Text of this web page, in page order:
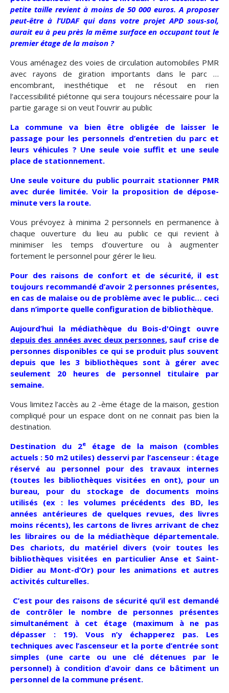
petite taille revient à moins de 50 000 euros. A proposer
peut-être à l’UDAF qui dans votre projet APD sous-sol,
aurait eu à peu près la même surface en occupant tout le
premier étage de la maison ?
Vous aménagez des voies de circulation automobiles PMR
avec rayons de giration importants dans le parc …
encombrant, inesthétique et ne résout en rien
l’accessibilité piétonne qui sera toujours nécessaire pour la
partie garage si on veut l’ouvrir au public
La commune va bien être obligée de laisser le
passage pour les personnels d’entretien du parc et
leurs véhicules ? Une seule voie suffit et une seule
place de stationnement.
Une seule voiture du public pourrait stationner PMR
avec durée limitée. Voir la proposition de dépose-
minute vers la route.
Vous prévoyez à minima 2 personnels en permanence à
chaque ouverture du lieu au public ce qui revient à
minimiser les temps d’ouverture ou à augmenter
fortement le personnel pour gérer le lieu.
Pour des raisons de confort et de sécurité, il est
toujours recommandé d’avoir 2 personnes présentes,
en cas de malaise ou de problème avec le public… ceci
dans n’importe quelle configuration de bibliothèque.
Aujourd’hui la médiathèque du Bois-d'Oingt ouvre
depuis des années avec deux personnes, sauf crise de
personnes disponibles ce qui se produit plus souvent
depuis que les 3 bibliothèques sont à gérer avec
seulement 20 heures de personnel titulaire par
semaine.
Vous limitez l’accès au 2 -ème étage de la maison, gestion
compliqué pour un espace dont on ne connait pas bien la
destination.
Destination du 2e
étage de la maison (combles
actuels : 50 m2 utiles) desservi par l’ascenseur : étage
réservé au personnel pour des travaux internes
(toutes les bibliothèques visitées en ont), pour un
bureau, pour du stockage de documents moins
utilisés (ex : les volumes précédents des BD, les
années antérieures de quelques revues, des livres
moins récents), les cartons de livres arrivant de chez
les libraires ou de la médiathèque départementale.
Des chariots, du matériel divers (voir toutes les
bibliothèques visitées en particulier Anse et Saint-
Didier au Mont-d’Or) pour les animations et autres
activités culturelles.
C’est pour des raisons de sécurité qu’il est demandé
de contrôler le nombre de personnes présentes
simultanément à cet étage (maximum à ne pas
dépasser : 19). Vous n’y échapperez pas. Les
techniques avec l’ascenseur et la porte d’entrée sont
simples (une carte ou une clé détenues par le
personnel) à condition d’avoir dans ce bâtiment un
personnel de la commune présent.